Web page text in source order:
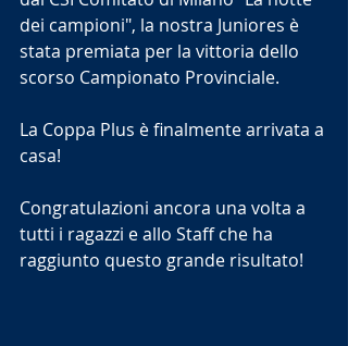
dei campioni", la nostra Juniores è
stata premiata per la vittoria dello
scorso Campionato Provinciale.
La Coppa Plus è finalmente arrivata a
casa!
Congratulazioni ancora una volta a
tutti i ragazzi e allo Staff che ha
raggiunto questo grande risultato!